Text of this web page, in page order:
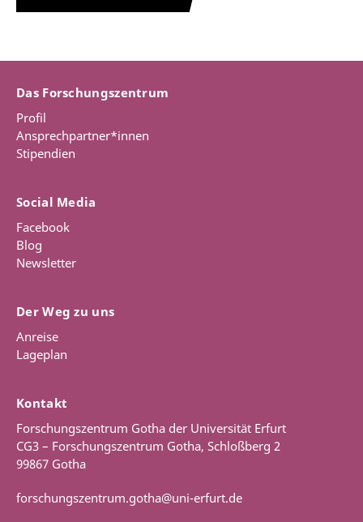
Das Forschungszentrum
Profil
Ansprechpartner*innen
Stipendien
Social Media
Facebook
Blog
Newsletter
Der Weg zu uns
Anreise
Lageplan
Kontakt
Forschungszentrum Gotha der Universität Erfurt
CG3 – Forschungszentrum Gotha, Schloßberg 2
99867 Gotha
forschungszentrum.gotha@uni-erfurt.de